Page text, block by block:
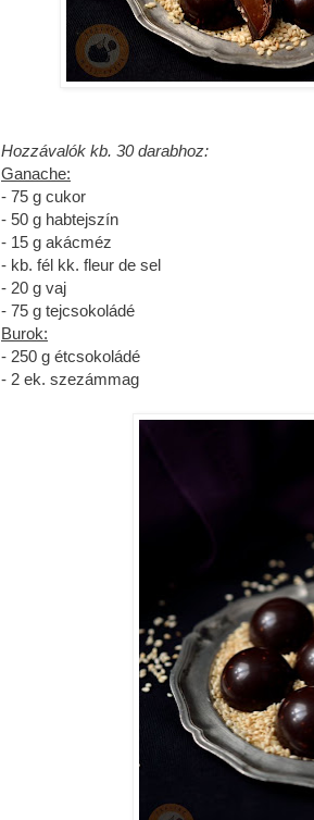
Hozzávalók kb. 30 darabhoz:
Ganache:
- 75 g cukor
- 50 g habtejszín
- 15 g akácméz
- kb. fél kk. fleur de sel
- 20 g vaj
- 75 g tejcsokoládé
Burok:
- 250 g étcsokoládé
- 2 ek. szezámmag